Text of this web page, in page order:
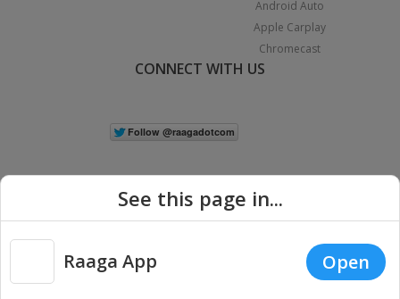
Android Auto
Apple Carplay
Chromecast
CONNECT WITH US
Copyright © 2026 Raaga.com. All Rights Reserved. |
Privacy
See this page in...
Raaga App Open